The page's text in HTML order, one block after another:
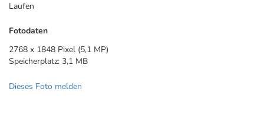
Laufen
Fotodaten
2768 x 1848 Pixel (5,1 MP)
Speicherplatz: 3,1 MB
Dieses Foto melden